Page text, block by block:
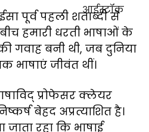
पूर्व पहली शताब्दी से
हमारी धरती भाषाओं के
गवाह बनी थी, जब दुनिया
भाषाएं जीवंत थीं।
प्रोफेसर क्लेयर
बेहद अप्रत्याशित है।
रहा कि भाषाई